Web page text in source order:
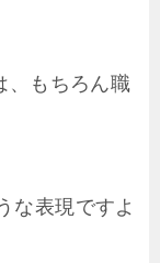
、もちろん職
な表現ですよ